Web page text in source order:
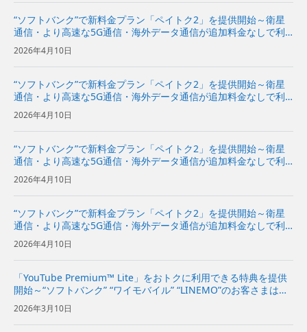
“ソフトバンク”で新料金プラン「ペイトク2」を提供開始～衛星
通信・より高速な5G通信・海外データ通信が追加料金なしで利
用でき、経済圏特典の拡充でPayPayポイント付与率が従来プラ
ンの2倍に～
2026年4月10日
“ソフトバンク”で新料金プラン「ペイトク2」を提供開始～衛星
通信・より高速な5G通信・海外データ通信が追加料金なしで利
用でき、経済圏特典の拡充でPayPayポイント付与率が従来プラ
ンの2倍に～
2026年4月10日
“ソフトバンク”で新料金プラン「ペイトク2」を提供開始～衛星
通信・より高速な5G通信・海外データ通信が追加料金なしで利
用でき、経済圏特典の拡充でPayPayポイント付与率が従来プラ
ンの2倍に～
2026年4月10日
“ソフトバンク”で新料金プラン「ペイトク2」を提供開始～衛星
通信・より高速な5G通信・海外データ通信が追加料金なしで利
用でき、経済圏特典の拡充でPayPayポイント付与率が従来プラ
ンの2倍に～
2026年4月10日
「YouTube Premium™ Lite」をおトクに利用できる特典を提供
開始～“ソフトバンク” “ワイモバイル” “LINEMO”のお客さまは初
月無料、2カ月目以降は月額料金が1年間最大20％オフで利用可
能～ | 企業・IR | ソフト...
2026年3月10日